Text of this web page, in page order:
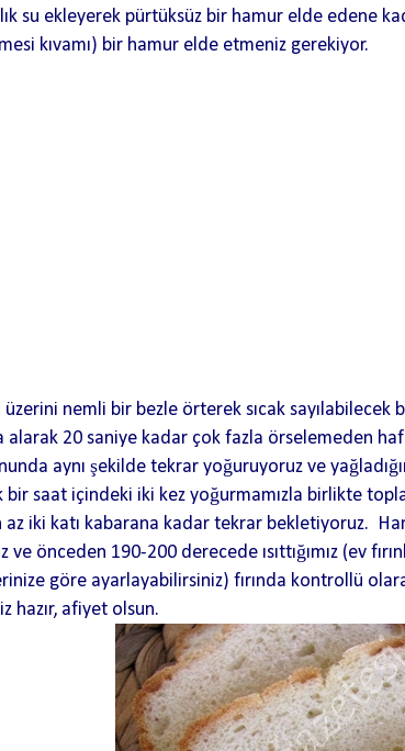
su ekleyerek pürtüksüz bir hamur elde edene
kıvamı) bir hamur elde etmeniz gerekiyor.
üzerini nemli bir bezle örterek sıcak
alarak 20 saniye kadar çok fazla örselemeden
aynı şekilde tekrar yoğuruyoruz ve
bir saat içindeki iki kez yoğurmamızla birlikte
az iki katı kabarana kadar tekrar bekletiyoruz.
ve önceden 190-200 derecede ısıttığımız (ev
göre ayarlayabilirsiniz) fırında kontrollü
hazır, afiyet olsun.